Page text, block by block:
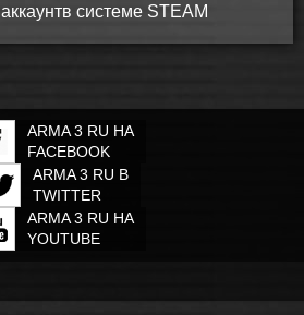
аккаунтв системе STEAM
ARMA 3 RU НА
FACEBOOK
ARMA 3 RU В
TWITTER
ARMA 3 RU НА
YOUTUBE